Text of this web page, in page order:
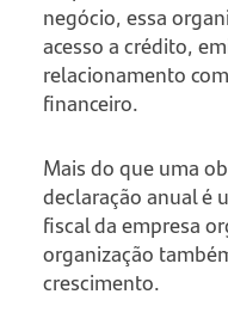
negócio, essa
acesso a crédito,
relacionamento
financeiro.
Mais do que uma
declaração anual é
fiscal da empresa
organização
crescimento.